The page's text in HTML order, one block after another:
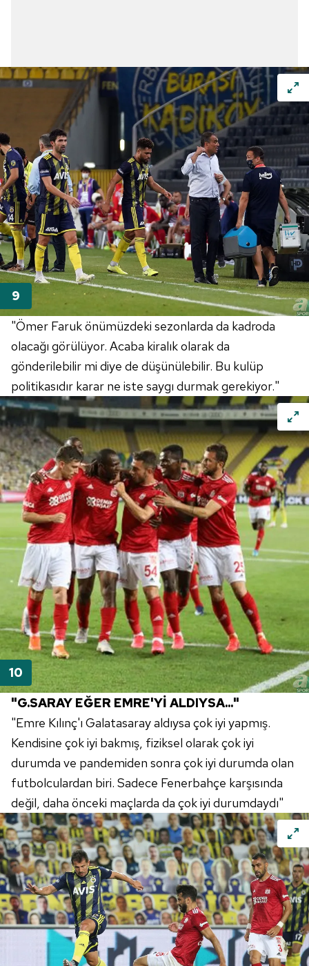
"Ömer Faruk önümüzdeki sezonlarda da kadroda
olacağı görülüyor. Acaba kiralık olarak da
gönderilebilir mi diye de düşünülebilir. Bu kulüp
politikasıdır karar ne iste saygı durmak gerekiyor."
"G.SARAY EĞER EMRE'Yİ ALDIYSA..."
"Emre Kılınç'ı Galatasaray aldıysa çok iyi yapmış.
Kendisine çok iyi bakmış, fiziksel olarak çok iyi
durumda ve pandemiden sonra çok iyi durumda olan
futbolculardan biri. Sadece Fenerbahçe karşısında
değil, daha önceki maçlarda da çok iyi durumdaydı"